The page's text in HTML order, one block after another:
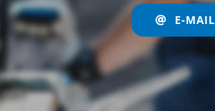
E-MAIL